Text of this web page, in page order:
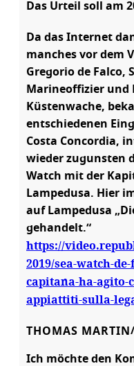
Das Urteil soll am
Da das Internet
manches vor dem
Gregorio de Falco,
Marineoffizier und
Küstenwache,
entschiedenen
Costa Concordia,
wieder zugunsten
Watch mit der
Lampedusa. Hier
auf Lampedusa
gehandelt.“
https://
2019/sea-watch-
capitana-ha-agito-
appiattiti-sulla-
THOMAS MARTIN
Ich möchte den